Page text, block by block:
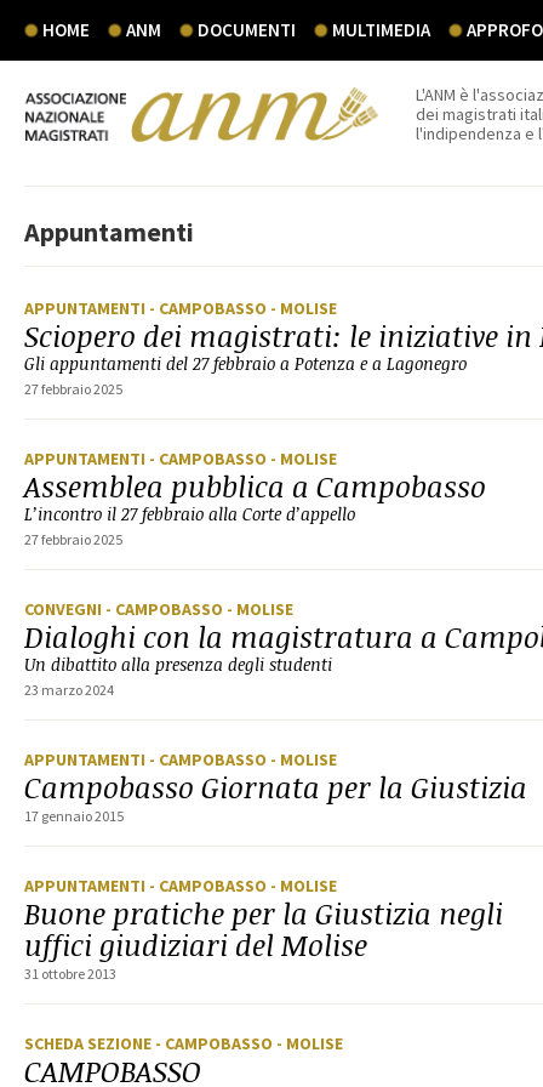
HOME ANM DOCUMENTI MULTIMEDIA
L'ANM è
dei magistrati
l'indipendenza e
Appuntamenti
APPUNTAMENTI - CAMPOBASSO - MOLISE
Sciopero dei magistrati: le iniziative in
Gli appuntamenti del 27 febbraio a Potenza e a Lagonegro
27 febbraio 2025
APPUNTAMENTI - CAMPOBASSO - MOLISE
Assemblea pubblica a Campobasso
L’incontro il 27 febbraio alla Corte d’appello
27 febbraio 2025
CONVEGNI - CAMPOBASSO - MOLISE
Dialoghi con la magistratura a
Un dibattito alla presenza degli studenti
23 marzo 2024
APPUNTAMENTI - CAMPOBASSO - MOLISE
Campobasso Giornata per la Giustizia
17 gennaio 2015
APPUNTAMENTI - CAMPOBASSO - MOLISE
Buone pratiche per la Giustizia negli
uffici giudiziari del Molise
31 ottobre 2013
SCHEDA SEZIONE - CAMPOBASSO - MOLISE
CAMPOBASSO